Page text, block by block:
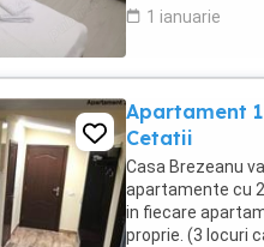
1 ianuarie
Apartament
Cetatii
Casa Brezeanu
apartamente cu
in fiecare
proprie. (3 locuri